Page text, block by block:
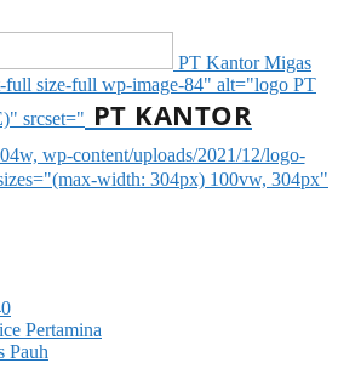
PT Kantor Migas
full size-full wp-image-84" alt="logo PT
srcset=" PT KANTOR
wp-content/uploads/2021/12/logo-
width: 304px) 100vw, 304px"
Pertamina
Pauh